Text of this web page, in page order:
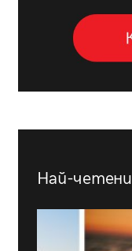
Най-четени